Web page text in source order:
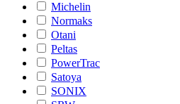
Michelin
Normaks
Otani
Peltas
PowerTrac
Satoya
SONIX